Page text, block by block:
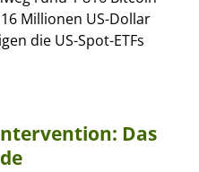
Millionen US-Dollar
die US-Spot-ETFs
Das